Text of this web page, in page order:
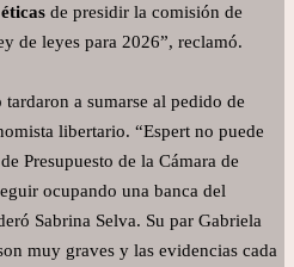
de presidir la comisión de
de leyes para 2026”, reclamó.
a sumarse al pedido de
libertario. “Espert no puede
Presupuesto de la Cámara de
ocupando una banca del
Sabrina Selva. Su par Gabriela
muy graves y las evidencias cada